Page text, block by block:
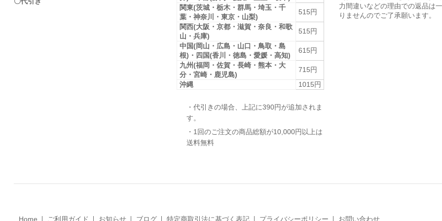
関東(茨城・栃木・群馬・埼玉・千
葉・神奈川・東京・山梨)
515円
関西(大阪・京都・滋賀・奈良・和歌
山・兵庫)
515円
中国(岡山・広島・山口・鳥取・島
根)・四国(香川・徳島・愛媛・高知)
615円
九州(福岡・佐賀・長崎・熊本・大
分・宮崎・鹿児島)
715円
沖縄
1015円
・代引きの場合、上記に390円が追加されま
す。
・1回のご注文の商品総額が10,000円以上は
送料無料
力間違いなどの理由での返品は
りませんのでご了承願います。
Home ご利用ガイド お知らせ ブログ 特定商取引法に基づく表記 プライバシーポリシー お問い合わせ